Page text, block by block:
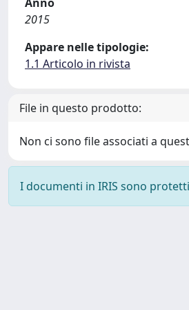
2015
Appare nelle tipologie:
1.1 Articolo in rivista
File in questo prodotto:
Non ci sono file associati a
I documenti in IRIS sono